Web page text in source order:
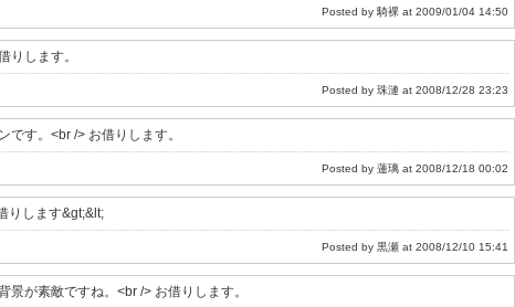
Posted by 騎裸 at 2009/01/04 14:50
りします。
Posted by 珠漣 at 2008/12/28 23:23
です。<br /> お借りします。
Posted by 蓮璃 at 2008/12/18 00:02
りします&gt;&lt;
Posted by 黒瀬 at 2008/12/10 15:41
景が素敵ですね。<br /> お借りします。